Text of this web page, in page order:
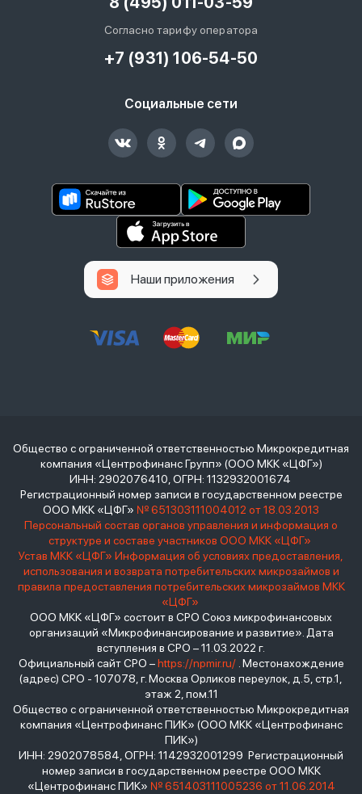
Согласно тарифу оператора
+7 (931) 106-54-50
Социальные сети
Наши приложения
Общество с ограниченной ответственностью Микрокредитная
компания «Центрофинанс Групп» (ООО МКК «ЦФГ»)
ИНН: 2902076410, ОГРН: 1132932001674
Регистрационный номер записи в государственном реестре
ООО МКК «ЦФГ» № 651303111004012 от 18.03.2013
Персональный состав органов управления и информация о
структуре и составе участников ООО МКК «ЦФГ»
Устав МКК «ЦФГ» Информация об условиях предоставления,
использования и возврата потребительских микрозаймов и
правила предоставления потребительских микрозаймов МКК
«ЦФГ»
ООО МКК «ЦФГ» состоит в СРО Союз микрофинансовых
организаций «Микрофинансирование и развитие». Дата
вступления в СРО – 11.03.2022 г.
Официальный сайт СРО –https://npmir.ru/. Местонахождение
(адрес) СРО - 107078, г. Москва Орликов переулок, д.5, стр.1,
этаж 2, пом.11
Общество с ограниченной ответственностью Микрокредитная
компания «Центрофинанс ПИК» (ООО МКК «Центрофинанс
ПИК»)
ИНН: 2902078584, ОГРН: 1142932001299 Регистрационный
номер записи в государственном реестре ООО МКК
«Центрофинанс ПИК» № 651403111005236 от 11.06.2014